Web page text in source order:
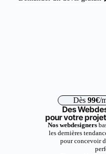
Dès 99€/
Des
pour votre
Nos webdesigners
les dernières
pour concevoir